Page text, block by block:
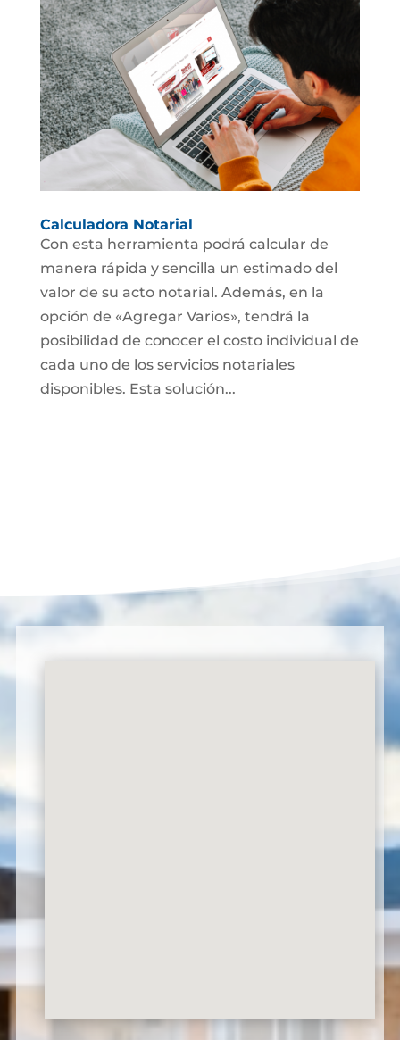
Calculadora Notarial
Con esta herramienta podrá calcular de
manera rápida y sencilla un estimado del
valor de su acto notarial. Además, en la
opción de «Agregar Varios», tendrá la
posibilidad de conocer el costo individual de
cada uno de los servicios notariales
disponibles. Esta solución...